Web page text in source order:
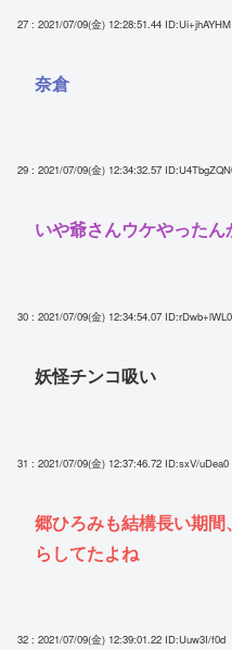
27 : 2021/07/09(金) 12:28:51.44 ID:Ui+jhAYHM
奈倉
29 : 2021/07/09(金) 12:34:32.57
いや爺さんウケやったん
30 : 2021/07/09(金) 12:34:54.07 ID:rDwb+lWL0
妖怪チンコ吸い
31 : 2021/07/09(金) 12:37:46.72 ID:sxV/uDea0
郷ひろみも結構長い期
らしてたよね
32 : 2021/07/09(金) 12:39:01.22 ID:Uuw3I/f0d